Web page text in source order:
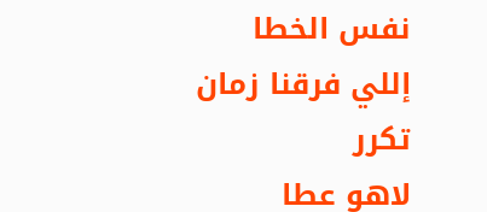
نفس الخطا
إللي فرقنا زمان
تكرر
لاهو عطا